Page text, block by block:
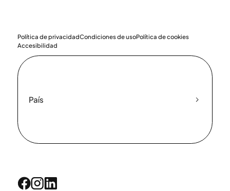
Política de privacidadCondiciones de usoPolítica de cookies
Accesibilidad
País